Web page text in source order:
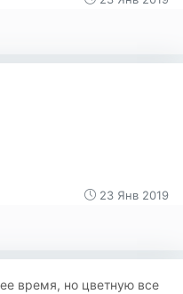
23 Янв 2019
время, но цветную все